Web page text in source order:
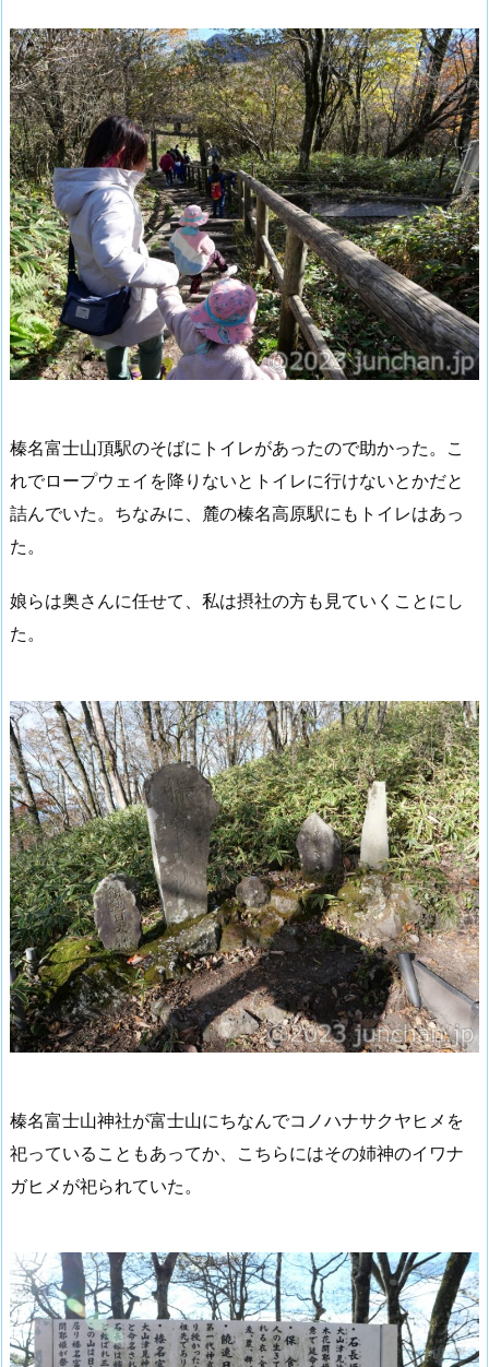
榛名富士山頂駅のそばにトイレがあったので助かった。こ
れでロープウェイを降りないとトイレに行けないとかだと
詰んでいた。ちなみに、麓の榛名高原駅にもトイレはあっ
た。
娘らは奥さんに任せて、私は摂社の方も見ていくことにし
た。
榛名富士山神社が富士山にちなんでコノハナサクヤヒメを
祀っていることもあってか、こちらにはその姉神のイワナ
ガヒメが祀られていた。